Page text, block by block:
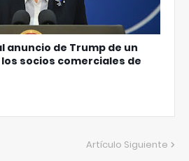
anuncio de Trump de un
los socios comerciales de
Artículo Siguiente